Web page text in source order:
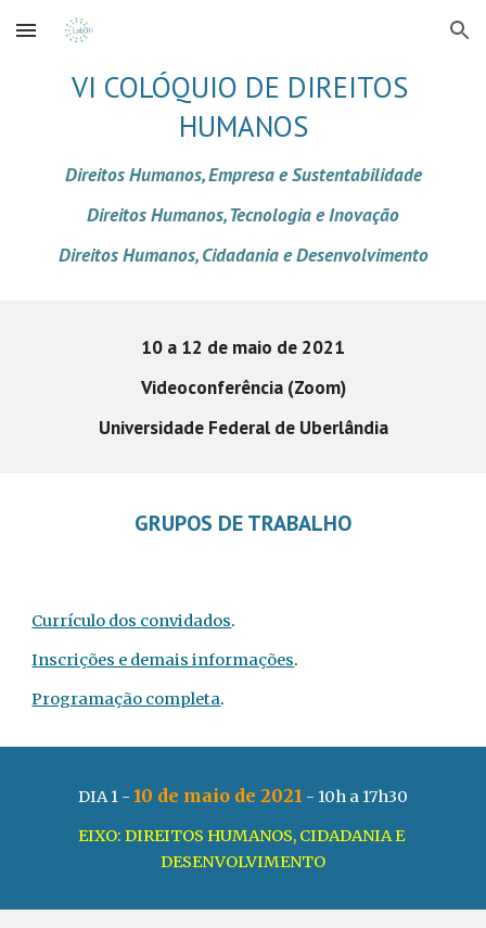
Skip to main content Skip to navigation
VI COLÓQUIO DE DIREITOS
HUMANOS
Direitos Humanos, Empresa e Sustentabilidade
Direitos Humanos, Tecnologia e Inovação
Direitos Humanos, Cidadania e Desenvolvimento
10 a 12 de maio de 2021
Videoconferência (Zoom)
Universidade Federal de Uberlândia
GRUPOS DE TRABALHO
Currículo dos convidados.
Inscrições e demais informações.
Programação completa.
DIA 1 - 10 de maio de 2021 - 10h a 17h30
EIXO: DIREITOS HUMANOS, CIDADANIA E
DESENVOLVIMENTO